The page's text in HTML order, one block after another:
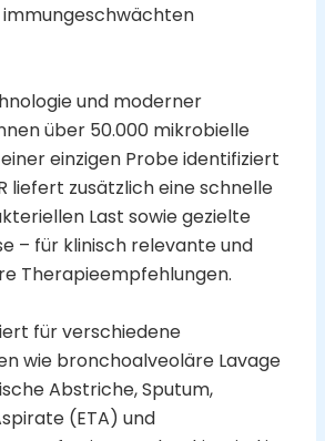
und moderner
über 50.000 mikrobielle
einzigen Probe identifiziert
liefert zusätzlich eine schnelle
Last sowie gezielte
– für klinisch relevante und
Therapieempfehlungen.
für verschiedene
wie bronchoalveoläre Lavage
Abstriche, Sputum,
(ETA) und